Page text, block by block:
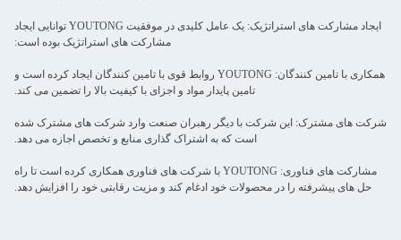
ایجاد مشارکت های استراتژیک: یک عامل کلیدی در موفقیت YOUTONG توانایی ایجاد
مشارکت های استراتژیک بوده است:
همکاری با تامین کنندگان: YOUTONG روابط قوی با تامین کنندگان ایجاد کرده است و
تامین پایدار مواد و اجزای با کیفیت بالا را تضمین می کند.
شرکت های مشترک: این شرکت با دیگر رهبران صنعت وارد شرکت های مشترک شده
است که به اشتراک گذاری منابع و تخصص اجازه می دهد.
مشارکت های فناوری: YOUTONG با شرکت های فناوری همکاری کرده است تا راه
حل های پیشرفته را در محصولات خود ادغام کند و مزیت رقابتی خود را افزایش دهد.